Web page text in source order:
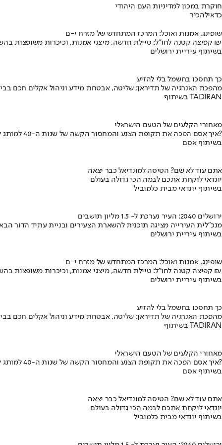
חוקרת במכון למדיניות העם היהודי
כדאילהכיר
שופינג, אמנות ואוכל: המרכז המתחדש של מזרח י-ם
קפיצה קטנה לחו"ל: טיילת חדשה, מיצגי אמנות, וכיכרות משופצות בהשקעה של 100 מיליון ₪
בשיתוף עיריית ירושלים
כך תחסכו בחשמל בלי להזיע
מהפכת האנרגיה של תדיראן: שליטה, אבטחת מידע וניהול אקלים חכם
בשיתוף TADIRAN
מאחורי הקלעים של הטעם הישראלי
איך אסם הפכה את תקופת הצנע והמחסור הקשה של שנות ה-40 למותג לאומי?
בשיתוף אסם
אתם עוד לא שם? הטיסה למונדיאל כבר יצאה
יונדאי לוקחת אתכם לבמה הכי גדולה בעולם
בשיתוף יונדאי מבית כלמוביל
ירושלים 2040: העיר נערכת ל- 1.5 מליון תושבים
מנכ"לית העירייה מציגה תוכנית להשארת הצעירים ובניית עתיד הדור
בשיתוף עיריית ירושלים
שופינג, אמנות ואוכל: המרכז המתחדש של מזרח י-ם
קפיצה קטנה לחו"ל: טיילת חדשה, מיצגי אמנות, וכיכרות משופצות בהשקעה של 100 מיליון ₪
בשיתוף עיריית ירושלים
כך תחסכו בחשמל בלי להזיע
מהפכת האנרגיה של תדיראן: שליטה, אבטחת מידע וניהול אקלים חכם
בשיתוף TADIRAN
מאחורי הקלעים של הטעם הישראלי
איך אסם הפכה את תקופת הצנע והמחסור הקשה של שנות ה-40 למותג לאומי?
בשיתוף אסם
אתם עוד לא שם? הטיסה למונדיאל כבר יצאה
יונדאי לוקחת אתכם לבמה הכי גדולה בעולם
בשיתוף יונדאי מבית כלמוביל